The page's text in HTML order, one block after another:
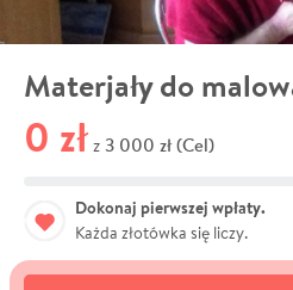
Materjały do
0 zł z 3 000 zł (Cel)
Dokonaj pierwszej wpłaty.
Każda złotówka się liczy.